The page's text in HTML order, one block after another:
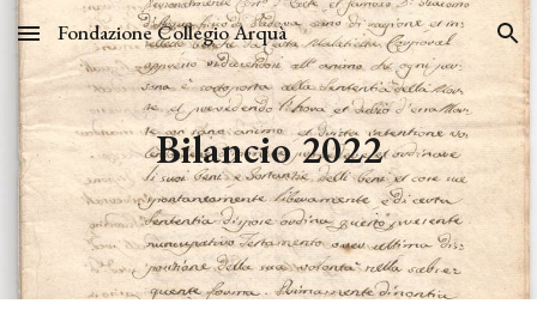
Skip to main content Skip to navigation
Fondazione Collegio Arquà
Bilancio 2022